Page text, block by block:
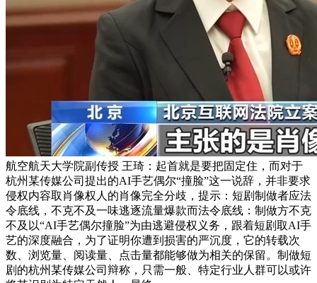
航空航天大学院副传授 王琦：起首就是要把固定住，而对于
杭州某传媒公司提出的AI手艺偶尔“撞脸”这一说辞，并非要求
侵权内容取肖像权人的肖像完全分歧，提示：短剧制做者应法
令底线，不克不及一味逃逐流量爆款而法令底线：制做方不克
不及以“AI手艺偶尔撞脸”为由逃避侵权义务，跟着短剧取AI手
艺的深度融合，为了证明你遭到损害的严沉度，它的转载次
数、浏览量、阅读量、点击量都能够做为相关的保留。制做短
剧的杭州某传媒公司辩称，只需一般、特定行业人群可以或许